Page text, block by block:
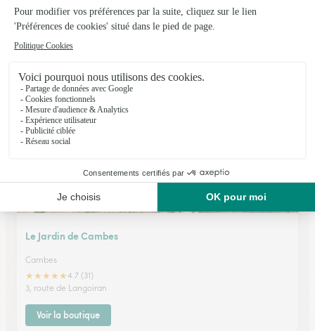
Acacia Fleurs et Cannelle
★★★★★3.8 (61)
Voir la boutique
Le Jardin de Cambes
Cambes
★★★★★4.7 (31)
3, route de Langoiran
Voir la boutique